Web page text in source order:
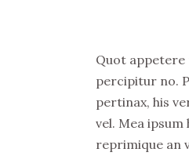
Quot appetere
percipitur no.
pertinax, his
vel. Mea
reprimique an